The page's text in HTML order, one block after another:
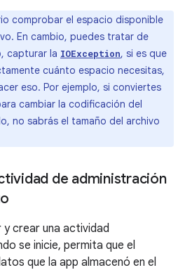
comprobar el espacio disponible
En cambio, puedes tratar de
capturar la IOException, si es que
cuánto espacio necesitas,
eso. Por ejemplo, si conviertes
cambiar la codificación del
no sabrás el tamaño del archivo
de administración
y crear una actividad
se inicie, permita que el
que la app almacenó en el